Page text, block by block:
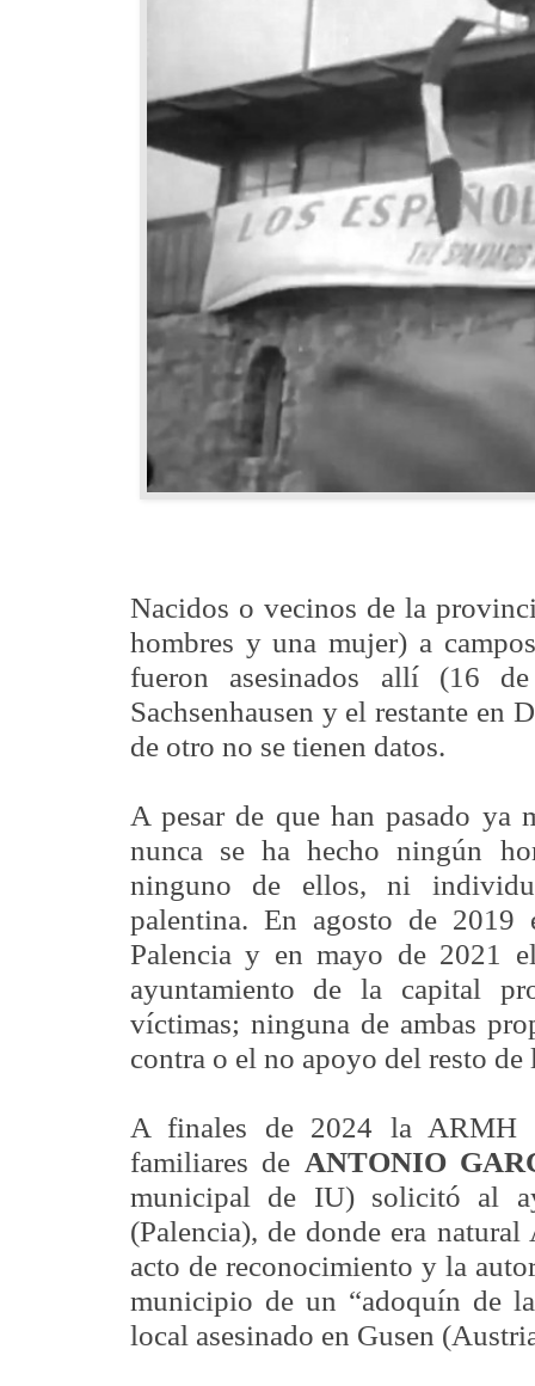
Nacidos o vecinos de la
hombres y una mujer) a
fueron asesinados allí (16
Sachsenhausen y el restante en
de otro no se tienen datos.
A pesar de que han pasado ya
nunca se ha hecho ningún
ninguno de ellos, ni
palentina. En agosto de
Palencia y en mayo de 2021
ayuntamiento de la capital
víctimas; ninguna de ambas
contra o el no apoyo del resto
A finales de 2024 la ARMH
familiares de ANTONIO
municipal de IU) solicitó al
(Palencia), de donde era
acto de reconocimiento y la
municipio de un “adoquín de
local asesinado en Gusen